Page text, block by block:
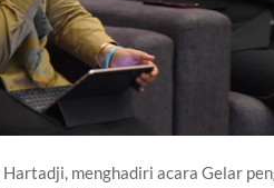
menghadiri acara Gelar